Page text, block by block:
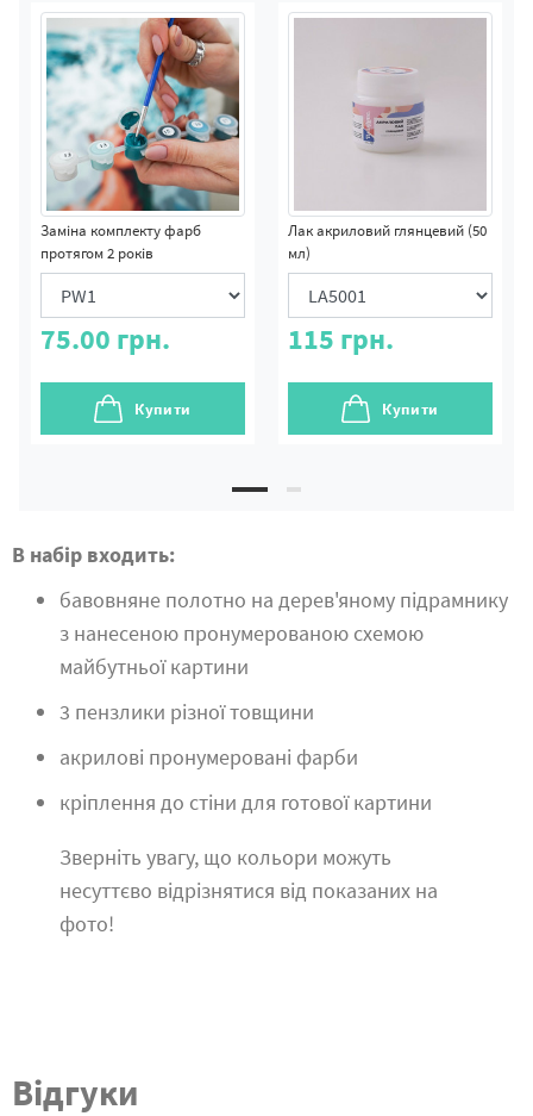
Заміна комплекту фарб
протягом 2 років
75.00 грн.
Купити
Лак акриловий глянцевий (50
мл)
115 грн.
Купити
В набір входить:
бавовняне полотно на дерев'яному підрамнику
з нанесеною пронумерованою схемою
майбутньої картини
3 пензлики різної товщини
акрилові пронумеровані фарби
кріплення до стіни для готової картини
Зверніть увагу, що кольори можуть
несуттєво відрізнятися від показаних на
фото!
Відгуки